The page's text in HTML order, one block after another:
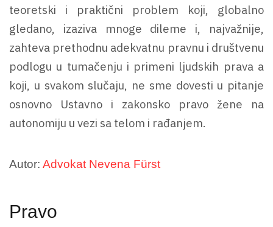
teoretski i praktični problem koji, globalno
gledano, izaziva mnoge dileme i, najvažnije,
zahteva prethodnu adekvatnu pravnu i društvenu
podlogu u tumačenju i primeni ljudskih prava a
koji, u svakom slučaju, ne sme dovesti u pitanje
osnovno Ustavno i zakonsko pravo žene na
autonomiju u vezi sa telom i rađanjem.
Autor: Advokat Nevena Fürst
Pravo